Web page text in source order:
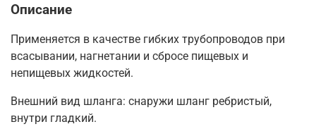
Описание
Применяется в качестве гибких трубопроводов при
всасывании, нагнетании и сбросе пищевых и
непищевых жидкостей.
Внешний вид шланга: снаружи шланг ребристый,
внутри гладкий.